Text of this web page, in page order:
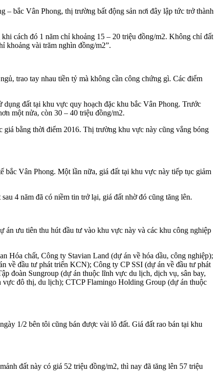
bắc Vân Phong, thị trường bất động sản nơi đây lập tức trở thành
cách đó 1 năm chỉ khoảng 15 – 20 triệu đồng/m2. Không chỉ đất
khoảng vài trăm nghìn đồng/m2”.
trao tay nhau tiền tỷ mà không cần công chứng gì. Các điểm
đất tại khu vực quy hoạch đặc khu bắc Vân Phong. Trước
một nửa, còn 30 – 40 triệu đồng/m2.
giá bằng thời điểm 2016. Thị trường khu vực này cũng vắng bóng
Vân Phong. Một lần nữa, giá đất tại khu vực này tiếp tục giảm
4 năm đã có niềm tin trở lại, giá đất nhờ đó cũng tăng lên.
ưu tiên thu hút đầu tư vào khu vực này và các khu công nghiệp
Hóa chất, Công ty Stavian Land (dự án về hóa dầu, công nghiệp);
về đầu tư phát triển KCN); Công ty CP SSI (dự án về đầu tư phát
đoàn Sungroup (dự án thuộc lĩnh vực du lịch, dịch vụ, sân bay,
đô thị, du lịch); CTCP Flamingo Holding Group (dự án thuộc
1/2 bên tôi cũng bán được vài lô đất. Giá đất rao bán tại khu
đất này có giá 52 triệu đồng/m2, thì nay đã tăng lên 57 triệu